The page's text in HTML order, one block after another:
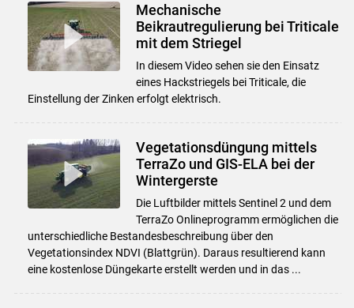
Mechanische
Beikrautregulierung bei Triticale
mit dem Striegel
In diesem Video sehen sie den Einsatz
eines Hackstriegels bei Triticale, die
Einstellung der Zinken erfolgt elektrisch.
Vegetationsdüngung mittels
TerraZo und GIS-ELA bei der
Wintergerste
Die Luftbilder mittels Sentinel 2 und dem
TerraZo Onlineprogramm ermöglichen die
unterschiedliche Bestandesbeschreibung über den
Vegetationsindex NDVI (Blattgrün). Daraus resultierend kann
eine kostenlose Düngekarte erstellt werden und in das ...